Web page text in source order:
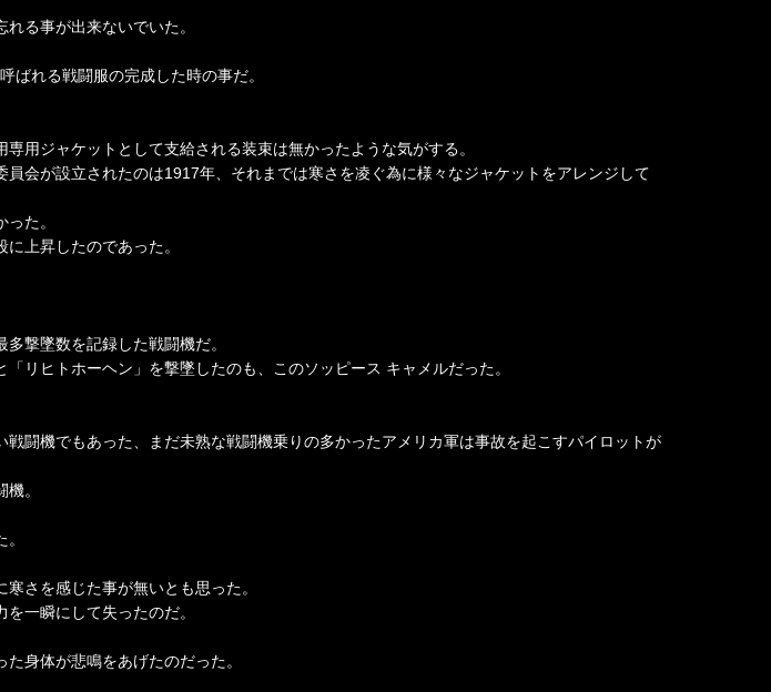
る事が出来ないでいた。
ばれる戦闘服の完成した時の事だ。
用ジャケットとして支給される装束は無かったような気がする。
会が設立されたのは1917年、それまでは寒さを凌ぐ為に様々なジャケットをアレンジして
た。
上昇したのであった。
撃墜数を記録した戦闘機だ。
リヒトホーヘン」を撃墜したのも、このソッピース キャメルだった。
闘機でもあった、まだ未熟な戦闘機乗りの多かったアメリカ軍は事故を起こすパイロットが
。
さを感じた事が無いとも思った。
一瞬にして失ったのだ。
身体が悲鳴をあげたのだった。